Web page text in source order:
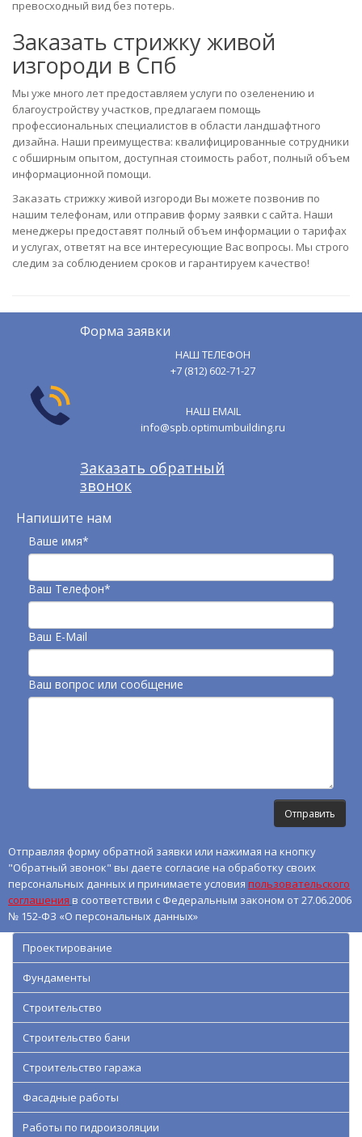
превосходный вид без потерь.
Заказать стрижку живой
изгороди в Спб
Мы уже много лет предоставляем услуги по озеленению и
благоустройству участков, предлагаем помощь
профессиональных специалистов в области ландшафтного
дизайна. Наши преимущества: квалифицированные сотрудники
с обширным опытом, доступная стоимость работ, полный объем
информационной помощи.
Заказать стрижку живой изгороди Вы можете позвонив по
нашим телефонам, или отправив форму заявки с сайта. Наши
менеджеры предоставят полный объем информации о тарифах
и услугах, ответят на все интересующие Вас вопросы. Мы строго
следим за соблюдением сроков и гарантируем качество!
Форма заявки
НАШ ТЕЛЕФОН
+7 (812) 602-71-27
НАШ EMAIL
info@spb.optimumbuilding.ru
Заказать обратный
звонок
Напишите нам
Ваше имя*
Ваш Телефон*
Ваш E-Mail
Ваш вопрос или сообщение
Отправляя форму обратной заявки или нажимая на кнопку
"Обратный звонок" вы даете согласие на обработку своих
персональных данных и принимаете условия пользовательского
соглашения в соответствии с Федеральным законом от 27.06.2006
№ 152-ФЗ «О персональных данных»
Проектирование
Фундаменты
Строительство
Строительство бани
Строительство гаража
Фасадные работы
Работы по гидроизоляции